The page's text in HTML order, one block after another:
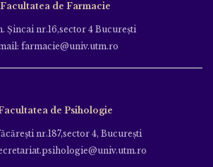
Facultatea de Farmacie
Şincai nr.16,sector 4 Bucureşti
farmacie@univ.utm.ro
de Psihologie
nr.187,sector 4, Bucureşti